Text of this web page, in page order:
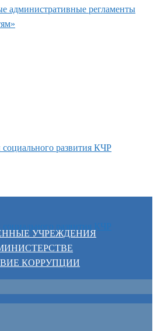
административные регламенты
УЧРЕЖДЕНИЯ
КОРРУПЦИИ